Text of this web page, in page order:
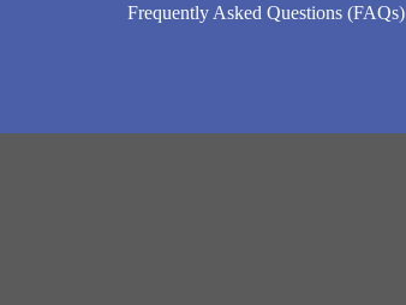
Frequently Asked Questions (FAQs)